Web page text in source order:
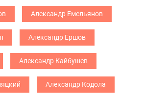
Александр Емельянов
Александр Ершов
Александр Кайбушев
Александр Кодола